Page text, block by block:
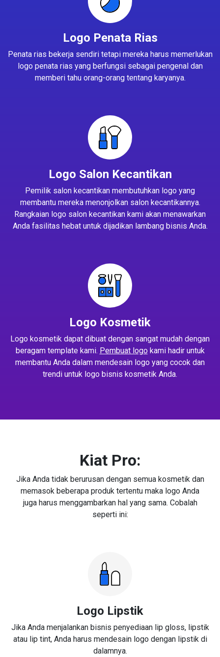
Logo Penata Rias
Penata rias bekerja sendiri tetapi mereka harus memerlukan
logo penata rias yang berfungsi sebagai pengenal dan
memberi tahu orang-orang tentang karyanya.
Logo Salon Kecantikan
Pemilik salon kecantikan membutuhkan logo yang
membantu mereka menonjolkan salon kecantikannya.
Rangkaian logo salon kecantikan kami akan menawarkan
Anda fasilitas hebat untuk dijadikan lambang bisnis Anda.
Logo Kosmetik
Logo kosmetik dapat dibuat dengan sangat mudah dengan
beragam template kami. Pembuat logokami hadir untuk
membantu Anda dalam mendesain logo yang cocok dan
trendi untuk logo bisnis kosmetik Anda.
Kiat Pro:
Jika Anda tidak berurusan dengan semua kosmetik dan
memasok beberapa produk tertentu maka logo Anda
juga harus menggambarkan hal yang sama. Cobalah
seperti ini:
Logo Lipstik
Jika Anda menjalankan bisnis penyediaan lip gloss, lipstik
atau lip tint, Anda harus mendesain logo dengan lipstik di
dalamnya.